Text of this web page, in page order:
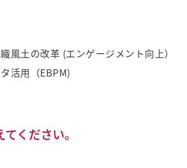
土の改革 (エンゲージメント向上）
活用（EBPM)
ください。